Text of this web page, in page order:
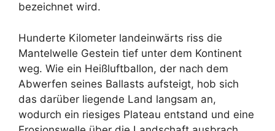
bezeichnet wird.
Hunderte Kilometer landeinwärts riss die
Mantelwelle Gestein tief unter dem Kontinent
weg. Wie ein Heißluftballon, der nach dem
Abwerfen seines Ballasts aufsteigt, hob sich
das darüber liegende Land langsam an,
wodurch ein riesiges Plateau entstand und eine